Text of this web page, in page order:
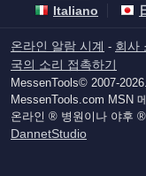
Italiano
온라인 알람 시계 - 회사
국의 소리 접촉하기
MessenTools© 2007-
MessenTools.com MSN
온라인 ® 병원이나 야후
DannetStudio